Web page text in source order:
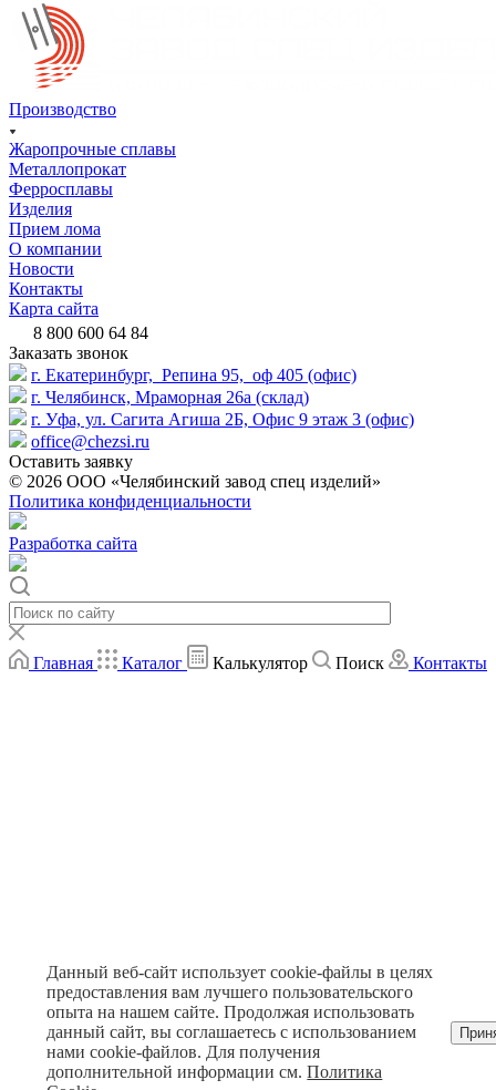
Производство
Жаропрочные сплавы
Металлопрокат
Ферросплавы
Изделия
Прием лома
О компании
Новости
Контакты
Карта сайта
8 800 600 64 84
Заказать звонок
г. Екатеринбург, Репина 95, оф 405 (офис)
г. Челябинск, Мраморная 26а (склад)
г. Уфа, ул. Сагита Агиша 2Б, Офис 9 этаж 3 (офис)
office@chezsi.ru
Оставить заявку
© 2026 ООО «Челябинский завод спец изделий»
Политика конфиденциальности
Разработка сайта
Главная Каталог Калькулятор Поиск Контакты
Данный веб-сайт использует cookie-файлы в целях
предоставления вам лучшего пользовательского
опыта на нашем сайте. Продолжая использовать
данный сайт, вы соглашаетесь с использованием
нами cookie-файлов. Для получения
дополнительной информации см.Политика